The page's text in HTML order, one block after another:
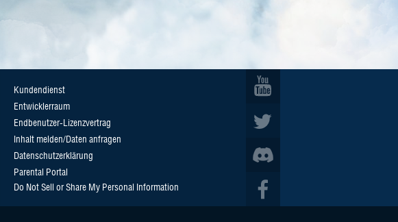
Kundendienst
Entwicklerraum
Endbenutzer-Lizenzvertrag
Inhalt melden/Daten anfragen
Datenschutzerklärung
Parental Portal
Do Not Sell or Share My Personal Information